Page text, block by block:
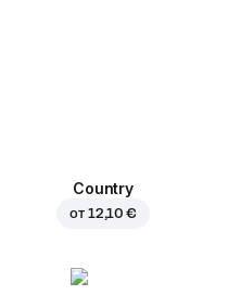
Country
от 12,10 €